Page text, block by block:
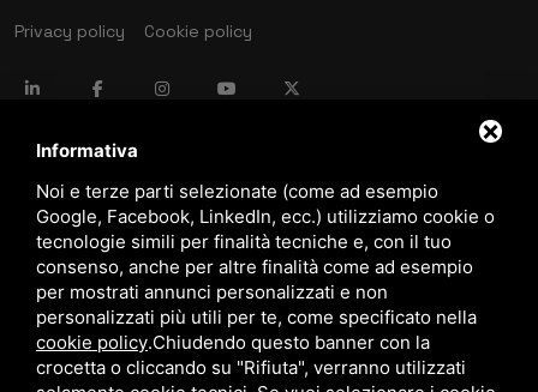
Privacy policy
Cookie policy
language ITALIANO
download Catalogo Stima
download Politica qualità e sicurezza
Informativa
Noi e terze parti selezionate (come ad esempio
Google, Facebook, LinkedIn, ecc.) utilizziamo cookie o
tecnologie simili per finalità tecniche e, con il tuo
consenso, anche per altre finalità come ad esempio
per mostrati annunci personalizzati e non
personalizzati più utili per te, come specificato nella
cookie policy.Chiudendo questo banner con la
crocetta o cliccando su "Rifiuta", verranno utilizzati